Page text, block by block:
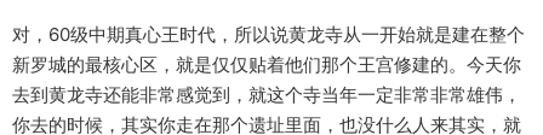
对，60级中期真心王时代，所以说黄龙寺从一开始就是建在整个
新罗城的最核心区，就是仅仅贴着他们那个王宫修建的。今天你
去到黄龙寺还能非常感觉到，就这个寺当年一定非常非常雄伟，
你去的时候，其实你走在那个遗址里面，也没什么人来其实，就